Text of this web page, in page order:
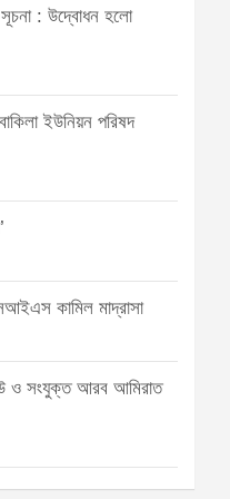
সূচনা : উদ্বোধন হলো
ইউনিয়ন পরিষদ
কামিল মাদ্রাসা
ও সংযুক্ত আরব আমিরাত